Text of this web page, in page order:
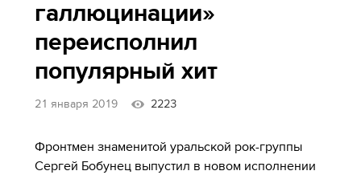
галлюцинации»
переисполнил
популярный хит
21 января 2019 2223
Фронтмен знаменитой уральской рок-группы
Сергей Бобунец выпустил в новом исполнении